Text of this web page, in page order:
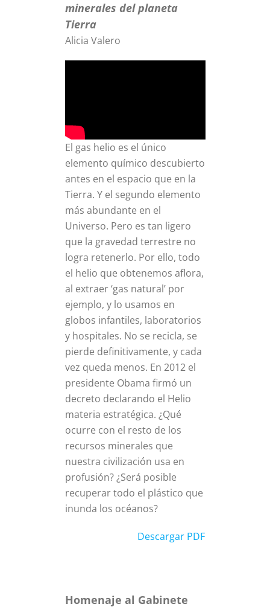
minerales del planeta
Tierra
Alicia Valero
El gas helio es el único
elemento químico descubierto
antes en el espacio que en la
Tierra. Y el segundo elemento
más abundante en el
Universo. Pero es tan ligero
que la gravedad terrestre no
logra retenerlo. Por ello, todo
el helio que obtenemos aflora,
al extraer ‘gas natural’ por
ejemplo, y lo usamos en
globos infantiles, laboratorios
y hospitales. No se recicla, se
pierde definitivamente, y cada
vez queda menos. En 2012 el
presidente Obama firmó un
decreto declarando el Helio
materia estratégica. ¿Qué
ocurre con el resto de los
recursos minerales que
nuestra civilización usa en
profusión? ¿Será posible
recuperar todo el plástico que
inunda los océanos?
Descargar PDF
Homenaje al Gabinete